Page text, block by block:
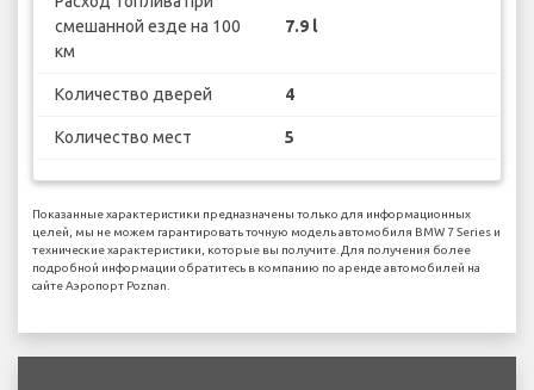
смешанной езде на 100
км
7.9 l
Количество дверей 4
Количество мест 5
Показанные характеристики предназначены только для информационных
целей, мы не можем гарантировать точную модель автомобиля BMW 7 Series и
технические характеристики, которые вы получите. Для получения более
подробной информации обратитесь в компанию по аренде автомобилей на
сайте Аэропорт Poznan.